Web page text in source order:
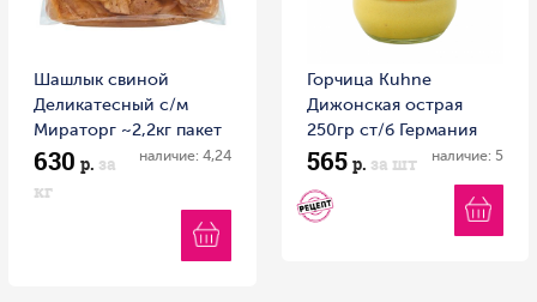
Шашлык свиной
Деликатесный с/м
Мираторг ~2,2кг пакет
630 р. за
кг
наличие: 4,24
Горчица Kuhne
Дижонская острая
250гр ст/б Германия
565 р. за шт наличие: 5